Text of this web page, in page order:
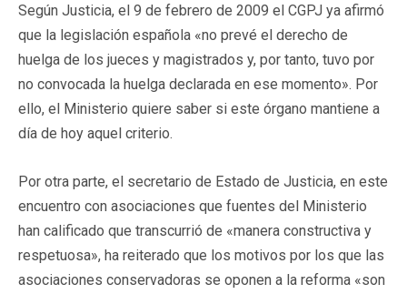
Según Justicia, el 9 de febrero de 2009 el CGPJ ya afirmó
que la legislación española «no prevé el derecho de
huelga de los jueces y magistrados y, por tanto, tuvo por
no convocada la huelga declarada en ese momento». Por
ello, el Ministerio quiere saber si este órgano mantiene a
día de hoy aquel criterio.
Por otra parte, el secretario de Estado de Justicia, en este
encuentro con asociaciones que fuentes del Ministerio
han calificado que transcurrió de «manera constructiva y
respetuosa», ha reiterado que los motivos por los que las
asociaciones conservadoras se oponen a la reforma «son